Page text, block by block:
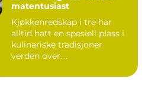
matentusiast
Kjøkkenredskap i tre har
alltid hatt en spesiell plass i
kulinariske tradisjoner
verden over....